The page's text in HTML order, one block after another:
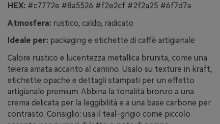
HEX: #c7772e #8a5526 #f2e2cf #2f2a25 #6f7d7a
Atmosfera: rustico, caldo, radicato
Ideale per: packaging e etichette di caffè artigianale
Calore rustico e lucentezza metallica brunita, come una
teiera amata accanto al camino. Usalo su texture in kraft,
etichette opache e dettagli stampati per un effetto
artigianale premium. Abbina la tonalità bronzo a una
crema delicata per la leggibilità e a una base carbone per
contrasto. Consiglio: usa il teal-grigio come piccolo